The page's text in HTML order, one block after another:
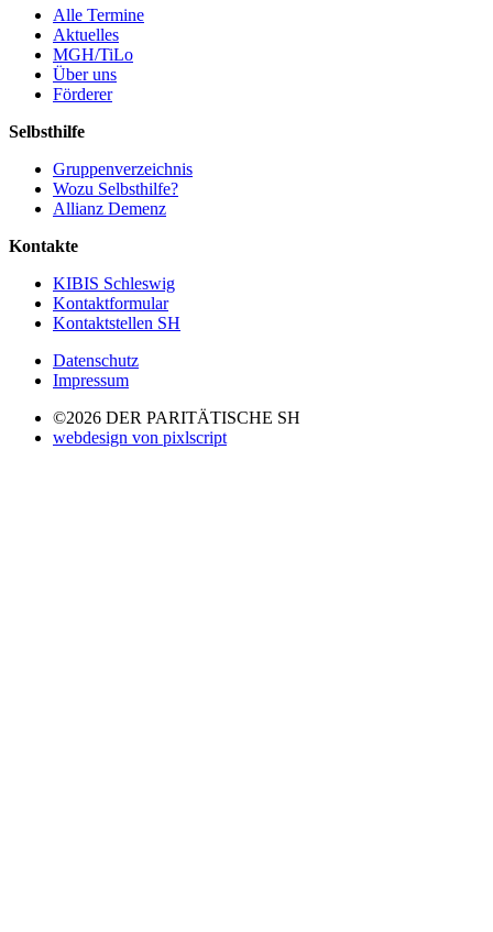
Alle Termine
Aktuelles
MGH/TiLo
Über uns
Förderer
Selbsthilfe
Gruppenverzeichnis
Wozu Selbsthilfe?
Allianz Demenz
Kontakte
KIBIS Schleswig
Kontaktformular
Kontaktstellen SH
Datenschutz
Impressum
©2026 DER PARITÄTISCHE SH
webdesign von pixlscript